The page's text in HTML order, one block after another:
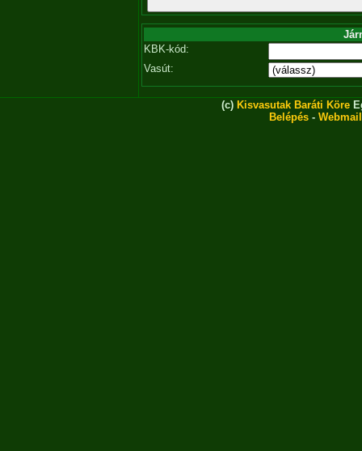
KBK-kód:
Vasút:
(c) Kisvasutak Baráti Köre
Belépés - Webmail